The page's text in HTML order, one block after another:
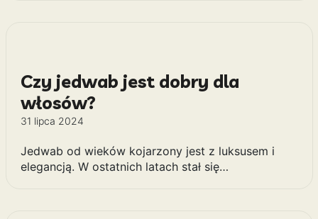
Czy jedwab jest dobry dla
włosów?
31 lipca 2024
Jedwab od wieków kojarzony jest z luksusem i
elegancją. W ostatnich latach stał się…